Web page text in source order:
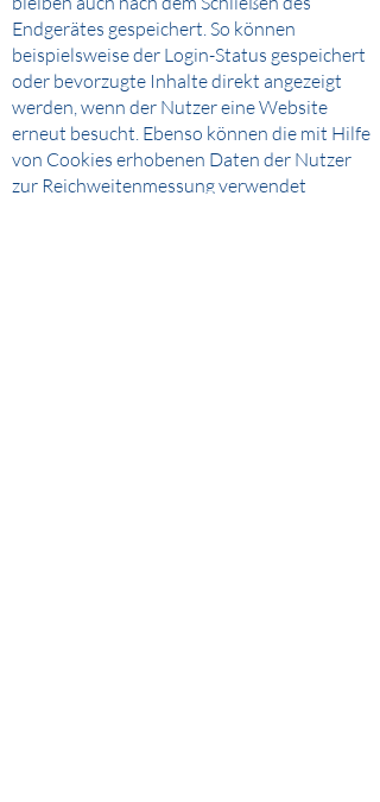
Endgerätes gespeichert. So können
beispielsweise der Login-Status gespeichert
oder bevorzugte Inhalte direkt angezeigt
werden, wenn der Nutzer eine Website
erneut besucht. Ebenso können die mit Hilfe
von Cookies erhobenen Daten der Nutzer
zur Reichweitenmessung verwendet